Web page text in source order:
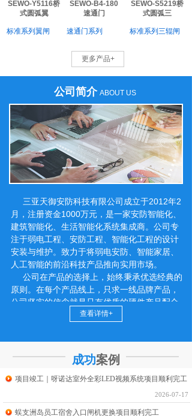
SEWO-Y5116桥
式圆弧翼
标准系列翼闸
SEWO-B4-180
速通门
速通门系列
SEWO-S5219桥
式圆弧三
标准系列三辊闸
更多产品+
公司简介 ABOUT US
三亚天御安防科技有限公司成立于2012年2
月，注册资金1000万元，是一家安防智能化、
建筑智能化、生活智能化系统集成商。公司专
注于弱电工程、安防工程、智能化工程的设计
安装与维护。致力于将弱电安防、智能家居、
人工智能的前沿科技产品推向实用市场。
公司在产品的选择上，始终秉承优选经典的
原则。在每个产品线上，只求一线品牌产品，
公司坚实的信念就是只有优质的硬件产品配合
稳固的软件平台才能打造出优质的工程。公司
代勤的特点，公司设计部有专门学习新知识的
激励机制，捕捉每个产品线的动态、新产品、
新技术、着力将行业高端技术设计安装于只能
生活之中，力争在和谐社会智能生活的伟大时
查看详情+
成功案例
项目竣工｜呀诺达室外全彩LED视频系统项目顺利完工
2026-07-17
蜈支洲岛员工宿舍入口闸机更换项目顺利完工